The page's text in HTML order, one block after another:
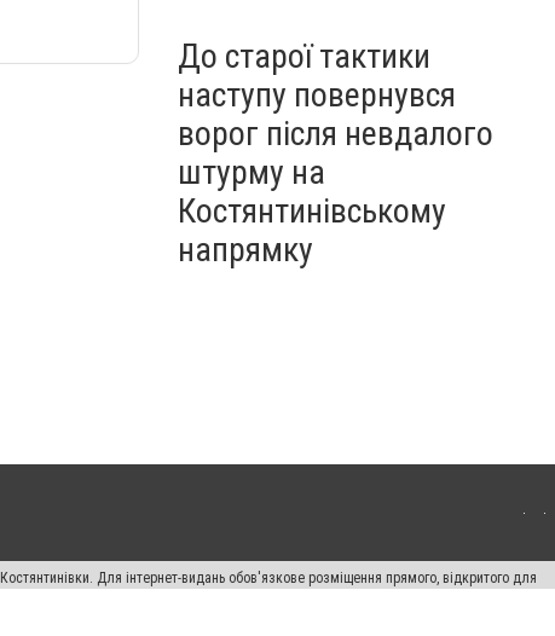
До старої тактики
наступу повернувся
ворог після невдалого
штурму на
Костянтинівському
напрямку
Для інтернет-видань обов'язкове розміщення прямого, відкритого для